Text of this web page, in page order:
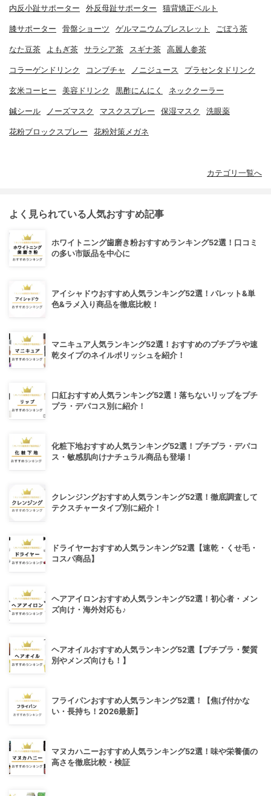
内反小趾サポーター 外反母趾サポーター 猫背矯正ベルト
膝サポーター 骨盤ショーツ ゲルマニウムブレスレット ごぼう茶
なた豆茶 よもぎ茶 サラシア茶 スギナ茶 高麗人参茶
コラーゲンドリンク コンブチャ ノニジュース プラセンタドリンク
玄米コーヒー 美容ドリンク 黒酢にんにく ネッククーラー
鍼シール ノーズマスク マスクスプレー 保湿マスク 洗眼薬
花粉ブロックスプレー 花粉対策メガネ
カテゴリ一覧へ
よく見られている人気おすすめ記事
ホワイトニング歯磨き粉おすすめランキング52選！口コミ
の多い市販品を中心に
アイシャドウおすすめ人気ランキング52選！パレット&単
色&ラメ入り商品を徹底比較！
マニキュア人気ランキング52選！おすすめのプチプラや速
乾タイプのネイルポリッシュを紹介！
口紅おすすめ人気ランキング52選！落ちないリップをプチ
プラ・デパコス別に紹介！
化粧下地おすすめ人気ランキング52選！プチプラ・デパコ
ス・敏感肌向けナチュラル商品も登場！
クレンジングおすすめ人気ランキング52選！徹底調査して
テクスチャータイプ別に紹介！
ドライヤーおすすめ人気ランキング52選【速乾・くせ毛・
コスパ商品】
ヘアアイロンおすすめ人気ランキング52選！初心者・メン
ズ向け・海外対応も♪
ヘアオイルおすすめ人気ランキング52選【プチプラ・髪質
別やメンズ向けも！】
フライパンおすすめ人気ランキング52選！【焦げ付かな
い・長持ち！2026最新】
マヌカハニーおすすめ人気ランキング52選！味や栄養価の
高さを徹底比較・検証